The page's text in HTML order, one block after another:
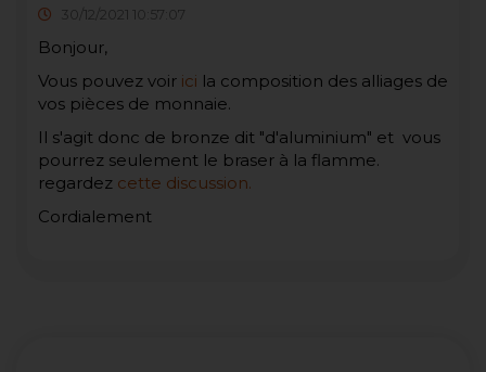
30/12/2021 10:57:07
Bonjour,
Vous pouvez voir ici la composition des alliages de
vos pièces de monnaie.
Il s'agit donc de bronze dit "d'aluminium" et vous
pourrez seulement le braser à la flamme.
regardez cette discussion.
Cordialement